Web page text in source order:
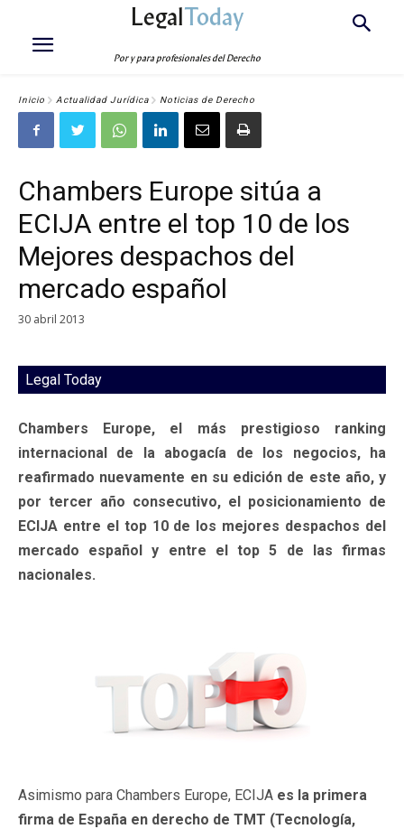
LegalToday
Por y para profesionales del Derecho
Inicio Actualidad Jurídica Noticias de Derecho
Chambers Europe sitúa a
ECIJA entre el top 10 de los
Mejores despachos del
mercado español
30 abril 2013
Legal Today
Chambers Europe, el más prestigioso ranking
internacional de la abogacía de los negocios, ha
reafirmado nuevamente en su edición de este año, y
por tercer año consecutivo, el posicionamiento de
ECIJA entre el top 10 de los mejores despachos del
mercado español y entre el top 5 de las firmas
nacionales.
Asimismo para Chambers Europe, ECIJA es la primera
firma de España en derecho de TMT (Tecnología,